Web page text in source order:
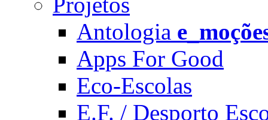
Antologia
Apps For Good
Eco-Escolas
E.F. / Desporto